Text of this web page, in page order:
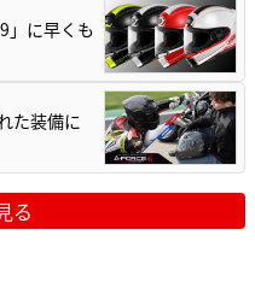
」に早くも
た装備に
る